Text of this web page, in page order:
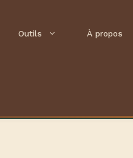
Outils À propos